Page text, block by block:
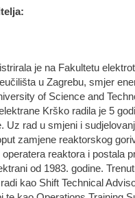
je na Fakultetu
u Zagrebu, smjer
of Science and
Krško radila je 5
Uz rad u smjeni i
zamjene reaktorskog
operatera reaktora i postala
od 1983. godine.
kao Shift Technical